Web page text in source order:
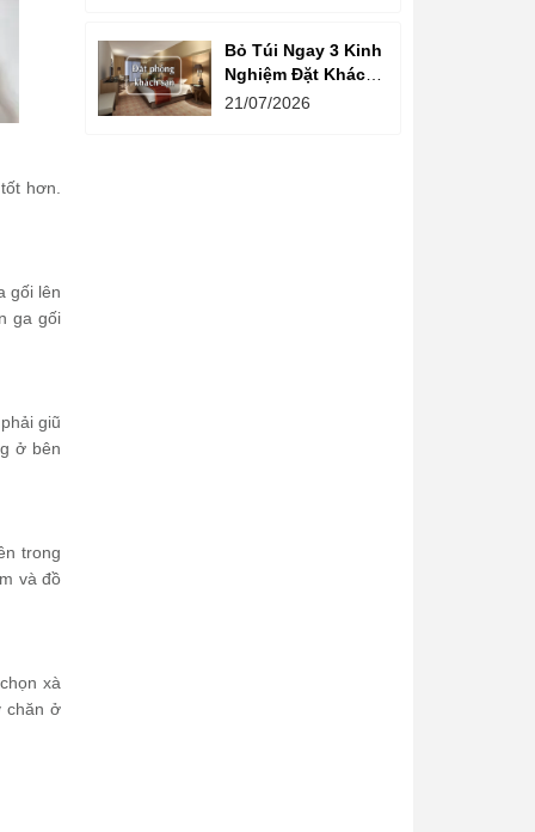
hơn.
gối lên
ga gối
giũ
ở bên
trong
và đồ
xà
chăn ở
Bỏ Túi Ngay 3 Kinh
Nghiệm Đặt Khách
Sạn Giá Rẻ Cho
21/07/2026